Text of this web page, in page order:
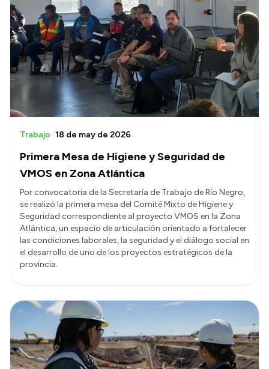
Normativa
Transparencia
Presupuesto
Boletín Oficial
Compras y licitaciones
Consulta de pago a proveedores
Convocatorias
Intranet
Login
Primera Mesa de Higiene y Seguridad de
VMOS en Zona Atlántica
Trabajo 18 de may de 2026
Por convocatoria de la Secretaría de Trabajo de Río Negro,
se realizó la primera mesa del Comité Mixto de Higiene y
Seguridad correspondiente al proyecto VMOS en la Zona
Atlántica, un espacio de articulación orientado a fortalecer
las condiciones laborales, la seguridad y el diálogo social en
el desarrollo de uno de los proyectos estratégicos de la
provincia.